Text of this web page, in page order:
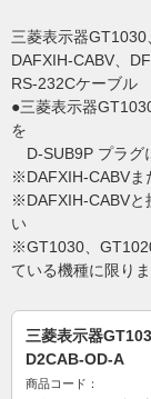
三菱表示器
DAFXIH-CABV、
RS-232Cケーブル
●三菱表示器
を
D-SUB9P プラグ
※DAFXIH-CABVま
※DAFXIH-CABVと
い
※GT1030、
ている機種に限り
三菱表示器
D2CAB-OD-A
商品コード：